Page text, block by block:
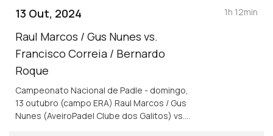
13 Out, 2024
Raul Marcos / Gus Nunes vs.
Francisco Correia / Bernardo
Roque
Campeonato Nacional de Padle - domingo,
13 outubro (campo ERA) Raul Marcos / Gus
Nunes (AveiroPadel Clube dos Galitos) vs.
1h 12min